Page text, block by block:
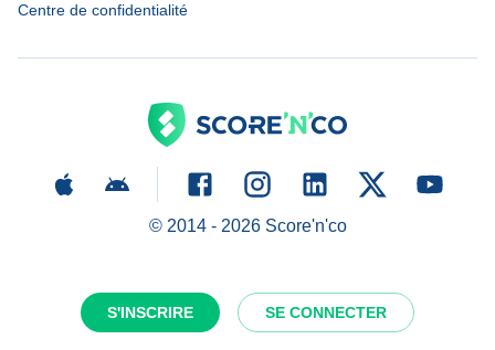
S'INSCRIRE SE CONNECTER
Centre de confidentialité
© 2014 - 2026Score'n'co